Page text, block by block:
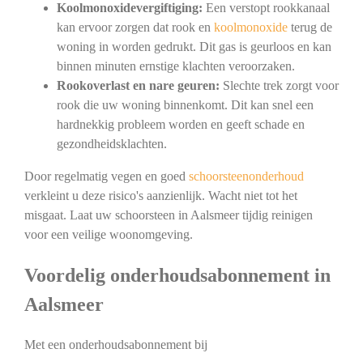
Koolmonoxidevergiftiging: Een verstopt rookkanaal
kan ervoor zorgen dat rook en koolmonoxideterug de
woning in worden gedrukt. Dit gas is geurloos en kan
binnen minuten ernstige klachten veroorzaken.
Rookoverlast en nare geuren: Slechte trek zorgt voor
rook die uw woning binnenkomt. Dit kan snel een
hardnekkig probleem worden en geeft schade en
gezondheidsklachten.
Door regelmatig vegen en goed schoorsteenonderhoud
verkleint u deze risico's aanzienlijk. Wacht niet tot het
misgaat. Laat uw schoorsteen in Aalsmeer tijdig reinigen
voor een veilige woonomgeving.
Voordelig onderhoudsabonnement in
Aalsmeer
Met een onderhoudsabonnement bij